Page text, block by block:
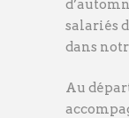
salariés
dans
Au